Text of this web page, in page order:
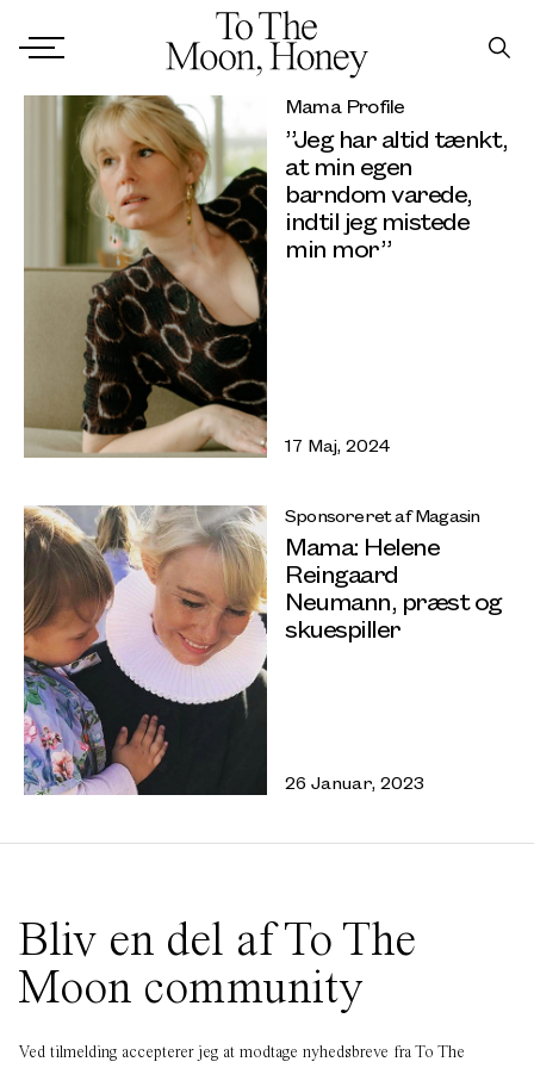
Mama Profile
”Jeg har altid tænkt,
at min egen
barndom varede,
indtil jeg mistede
min mor”
17 Maj, 2024
Sponsoreret af Magasin
Mama: Helene
Reingaard
Neumann, præst og
skuespiller
26 Januar, 2023
Bliv en del af To The
Moon community
Ved tilmelding accepterer jeg at modtage nyhedsbreve fra To The